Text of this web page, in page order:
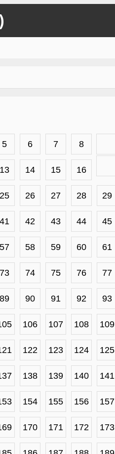
5 6 7 8
13 14 15 16
25 26 27 28 29
41 42 43 44 45
57 58 59 60 61
73 74 75 76 77
89 90 91 92 93
106 107 108 109
122 123 124 125
138 139 140 141
154 155 156 157
170 171 172 173